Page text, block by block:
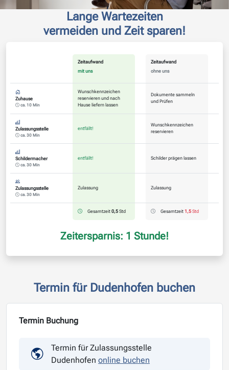
Lange Wartezeiten
vermeiden und Zeit sparen!
Zeitaufwand
mit uns
Zeitaufwand
ohne uns
Zuhause
ca. 10 Min
Wunschkennzeichen
reservieren und nach
Hause liefern lassen
Dokumente sammeln
und Prüfen
Zulassungsstelle
ca. 30 Min
entfällt!
Wunschkennzeichen
reservieren
Schildermacher
ca. 30 Min
entfällt! Schilder prägen lassen
Zulassungsstelle
ca. 30 Min
Zulassung Zulassung
Gesamtzeit 0,5 Std Gesamtzeit 1,5 Std
Zeitersparnis: 1 Stunde!
Termin für Dudenhofen buchen
Termin Buchung
Termin für Zulassungsstelle
Dudenhofen online buchen